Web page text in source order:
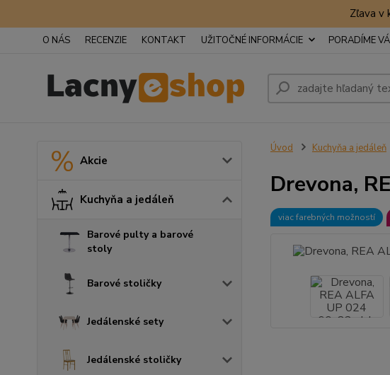
Zľava v
O NÁS RECENZIE KONTAKT UŽITOČNÉ INFORMÁCIE PORADÍME
Akcie
Kuchyňa a jedáleň
Barové pulty a barové
stoly
Barové stoličky
Jedálenské sety
Jedálenské stoličky
Úvod Kuchyňa a jedáleň
Drevona,
viac farebných možností